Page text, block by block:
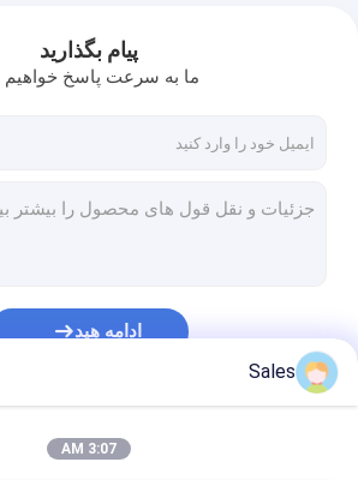
پیام بگذارید
ما به سرعت پاسخ خواهیم
ادامه هید
Sales
3:07 AM